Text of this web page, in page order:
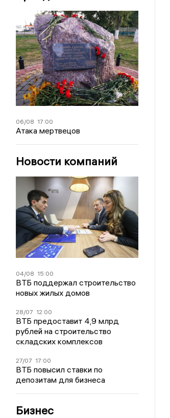
06/08 17:00
Атака мертвецов
Новости компаний
04/08 15:00
ВТБ поддержал строительство
новых жилых домов
28/07 12:00
ВТБ предоставит 4,9 млрд
рублей на строительство
складских комплексов
27/07 17:00
ВТБ повысил ставки по
депозитам для бизнеса
Бизнес